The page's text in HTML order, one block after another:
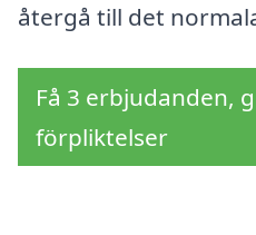
återgå till det
Få 3 erbjudanden,
förpliktelser